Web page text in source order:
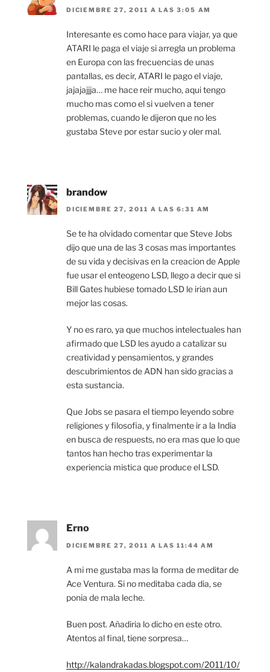
DICIEMBRE 27, 2011 A LAS 3:05 AM
Interesante es como hace para viajar, ya que
ATARI le paga el viaje si arregla un problema
en Europa con las frecuencias de unas
pantallas, es decir, ATARI le pago el viaje,
jajajajjja… me hace reir mucho, aqui tengo
mucho mas como el si vuelven a tener
problemas, cuando le dijeron que no les
gustaba Steve por estar sucio y oler mal.
brandow
DICIEMBRE 27, 2011 A LAS 6:31 AM
Se te ha olvidado comentar que Steve Jobs
dijo que una de las 3 cosas mas importantes
de su vida y decisivas en la creacion de Apple
fue usar el enteogeno LSD, llego a decir que si
Bill Gates hubiese tomado LSD le irian aun
mejor las cosas.
Y no es raro, ya que muchos intelectuales han
afirmado que LSD les ayudo a catalizar su
creatividad y pensamientos, y grandes
descubrimientos de ADN han sido gracias a
esta sustancia.
Que Jobs se pasara el tiempo leyendo sobre
religiones y filosofia, y finalmente ir a la India
en busca de respuests, no era mas que lo que
tantos han hecho tras experimentar la
experiencia mistica que produce el LSD.
Erno
DICIEMBRE 27, 2011 A LAS 11:44 AM
A mi me gustaba mas la forma de meditar de
Ace Ventura. Si no meditaba cada dia, se
ponia de mala leche.
Buen post. Añadiria lo dicho en este otro.
Atentos al final, tiene sorpresa…
http://kalandrakadas.blogspot.com/2011/10/